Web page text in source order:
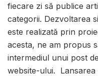
fiecare zi să publice
categorii. Dezvoltarea
este realizată prin
acesta, ne am propus
intermediul unui post
website-ului.